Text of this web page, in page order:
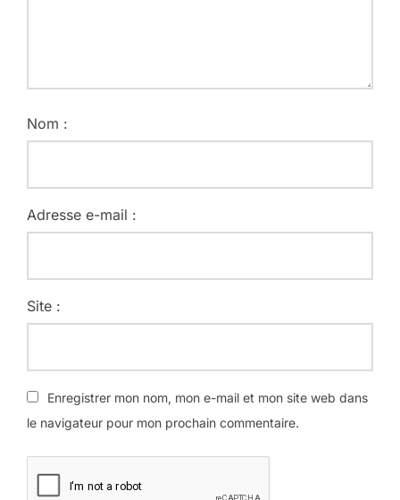
Nom :
Adresse e-mail :
Site :
Enregistrer mon nom, mon e-mail et mon site web dans
le navigateur pour mon prochain commentaire.